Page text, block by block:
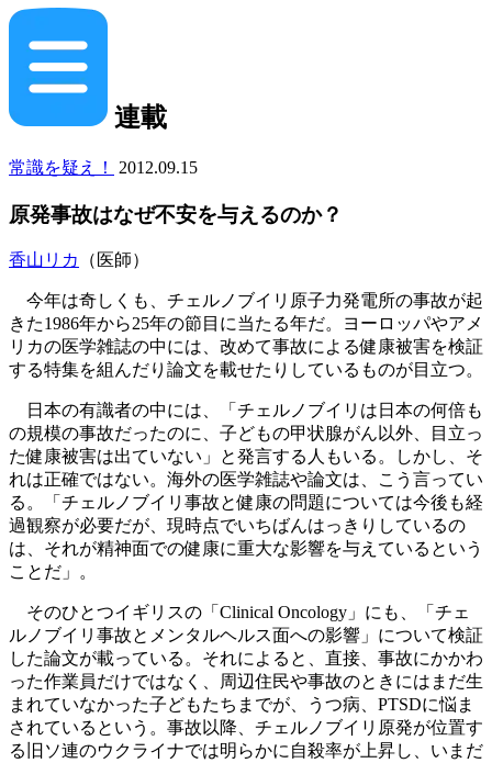
連載
常識を疑え！ 2012.09.15
原発事故はなぜ不安を与えるのか？
香山リカ （医師）
今年は奇しくも、チェルノブイリ原子力発電所の事故が起
きた1986年から25年の節目に当たる年だ。ヨーロッパやアメ
リカの医学雑誌の中には、改めて事故による健康被害を検証
する特集を組んだり論文を載せたりしているものが目立つ。
日本の有識者の中には、「チェルノブイリは日本の何倍も
の規模の事故だったのに、子どもの甲状腺がん以外、目立っ
た健康被害は出ていない」と発言する人もいる。しかし、そ
れは正確ではない。海外の医学雑誌や論文は、こう言ってい
る。「チェルノブイリ事故と健康の問題については今後も経
過観察が必要だが、現時点でいちばんはっきりしているの
は、それが精神面での健康に重大な影響を与えているという
ことだ」。
そのひとつイギリスの「Clinical Oncology」にも、「チェ
ルノブイリ事故とメンタルヘルス面への影響」について検証
した論文が載っている。それによると、直接、事故にかかわ
った作業員だけではなく、周辺住民や事故のときにはまだ生
まれていなかった子どもたちまでが、うつ病、PTSDに悩ま
されているという。事故以降、チェルノブイリ原発が位置す
る旧ソ連のウクライナでは明らかに自殺率が上昇し、いまだ